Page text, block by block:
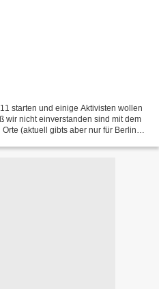
starten und einige Aktivisten wollen
wir nicht einverstanden sind mit dem
(aktuell gibts aber nur für Berlin